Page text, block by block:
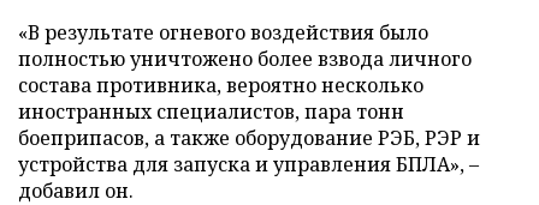
«В результате огневого воздействия было
полностью уничтожено более взвода личного
состава противника, вероятно несколько
иностранных специалистов, пара тонн
боеприпасов, а также оборудование РЭБ, РЭР и
устройства для запуска и управления БПЛА», –
добавил он.